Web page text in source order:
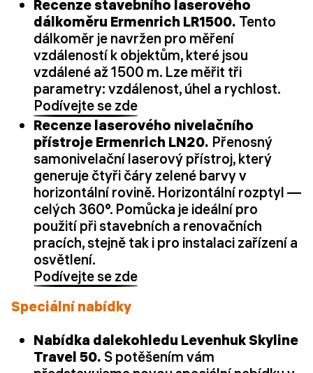
Recenze stavebního laserového
dálkoměru Ermenrich LR1500. Tento
dálkoměr je navržen pro měření
vzdáleností k objektům, které jsou
vzdálené až 1500 m. Lze měřit tři
parametry: vzdálenost, úhel a rychlost.
Podívejte se zde
Recenze laserového nivelačního
přístroje Ermenrich LN20. Přenosný
samonivelační laserový přístroj, který
generuje čtyři čáry zelené barvy v
horizontální rovině. Horizontální rozptyl —
celých 360°. Pomůcka je ideální pro
použití při stavebních a renovačních
pracích, stejně tak i pro instalaci zařízení a
osvětlení.
Podívejte se zde
Speciální nabídky
Nabídka dalekohledu Levenhuk Skyline
Travel 50. S potěšením vám